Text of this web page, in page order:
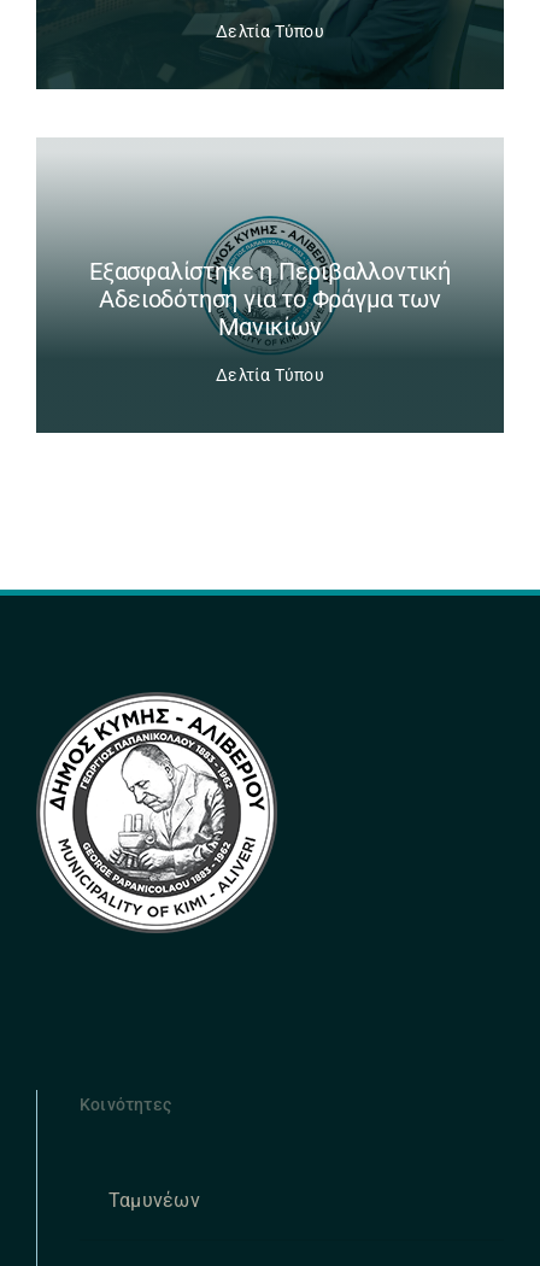
Δελτία Τύπου
Εξασφαλίστηκε η Περιβαλλοντική
Αδειοδότηση για το Φράγμα των
Μανικίων
Δελτία Τύπου
Κοινότητες
Ταμυνέων